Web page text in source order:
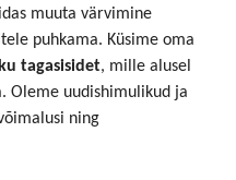
muuta värvimine
puhkama. Küsime oma
tagasisidet, mille alusel
Oleme uudishimulikud ja
ning